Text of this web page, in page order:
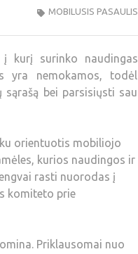
MOBILUSIS PASAULIS
kurį surinko naudingas
yra nemokamos, todėl
bei parsisiųsti sau
orientuotis mobiliojo
kurios naudingos ir
rasti nuorodas į
komiteto prie
Priklausomai nuo